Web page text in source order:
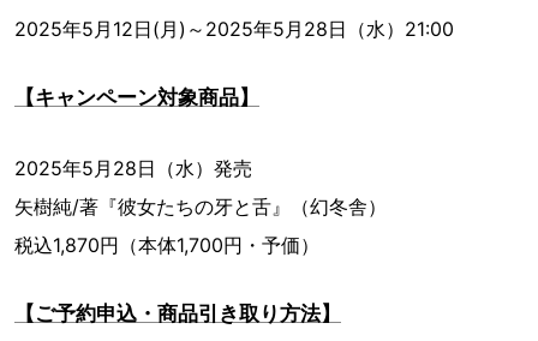
2025年5月12日(月)～2025年5月28日（水）21:00
【キャンペーン対象商品】
2025年5月28日（水）発売
矢樹純/著『彼女たちの牙と舌』（幻冬舎）
税込1,870円（本体1,700円・予価）
【ご予約申込・商品引き取り方法】